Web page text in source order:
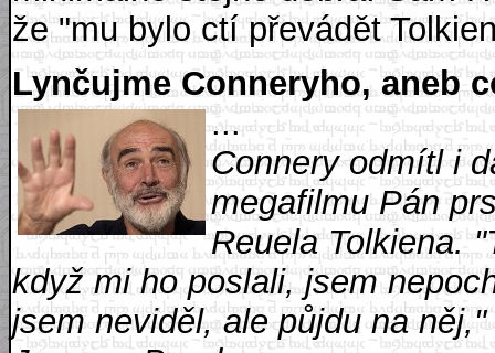
že "mu bylo ctí převádět
Lynčujme Conneryho, aneb
...
Connery odmítl i
megafilmu Pán
Reuela Tolkiena.
když mi ho poslali, jsem
jsem neviděl, ale půjdu na